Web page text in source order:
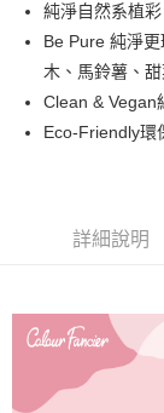
悠遊付
運送方式
全家取貨付款
取貨付款，誤選
黑貓宅急便
每筆NT$100，滿
純淨自然系植
Be Pure 純淨
木、馬鈴薯、
Clean & Vegan
Eco-Friendly環
詳細說明